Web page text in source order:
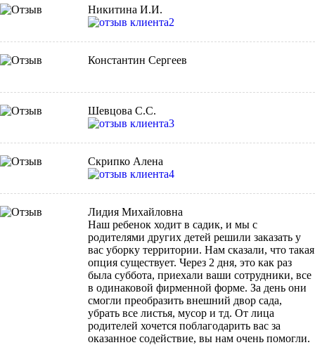
Никитина И.И.
Константин Сергеев
Шевцова С.С.
Скрипко Алена
Лидия Михайловна
Наш ребенок ходит в садик, и мы с
родителями других детей решили заказать у
вас уборку территории. Нам сказали, что такая
опция существует. Через 2 дня, это как раз
была суббота, приехали ваши сотрудники, все
в одинаковой фирменной форме. За день они
смогли преобразить внешний двор сада,
убрать все листья, мусор и тд. От лица
родителей хочется поблагодарить вас за
оказанное содействие, вы нам очень помогли.